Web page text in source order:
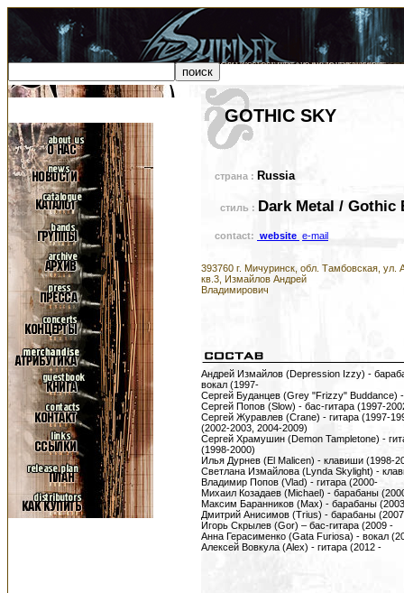
GOTHIC SKY
страна : Russia
стиль : Dark Metal / Gothic
contact: website e-mail
393760 г. Мичуринск, обл. Тамбовская, ул.
кв.3, Измайлов Андрей
Владимирович
Андрей Измайлов (Depression Izzy) -
вокал (1997-
Сергей Буданцев (Grey "Frizzy" Buddance)
Сергей Попов (Slow) - бас-гитара (1997-
Сергей Журавлев (Crane) - гитара (1997-
(2002-2003, 2004-2009)
Сергей Храмушин (Demon Tampletone) -
(1998-2000)
Илья Дурнев (El Malicen) - клавиши (1998-
Светлана Измайлова (Lynda Skylight) -
Владимир Попов (Vlad) - гитара (2000-
Михаил Козадаев (Michael) - барабаны
Максим Баранников (Max) - барабаны
Дмитрий Анисимов (Trius) - барабаны
Игорь Скрылев (Gor) – бас-гитара (2009 -
Анна Герасименко (Gata Furiosa) - вокал
Алексей Вовкула (Alex) - гитара (2012 -